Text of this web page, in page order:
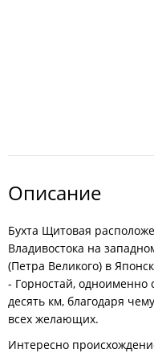
Описание
Бухта Щитовая
Владивостока на
(Петра Великого) в
- Горностай, одноименно
десять км, благодаря
всех желающих.
Интересно